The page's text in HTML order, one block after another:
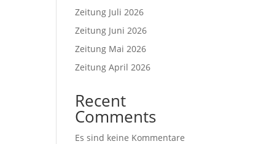
Zeitung Juli 2026
Zeitung Juni 2026
Zeitung Mai 2026
Zeitung April 2026
Recent
Comments
Es sind keine Kommentare